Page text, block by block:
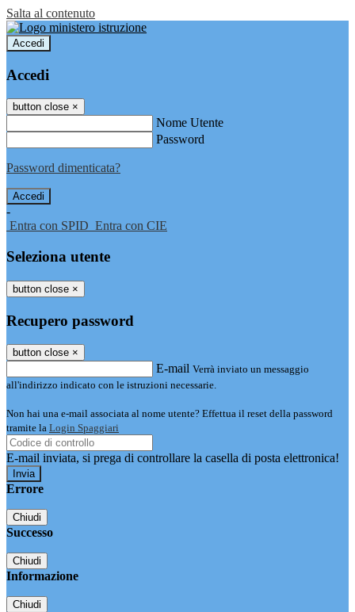
Salta al contenuto
Accedi
Accedi
button close ×
Nome Utente
Password
Password dimenticata?
-
Entra con SPID Entra con CIE
Seleziona utente
button close ×
Recupero password
button close ×
E-mail Verrà inviato un messaggio
all'indirizzo indicato con le istruzioni necessarie.
Non hai una e-mail associata al nome utente? Effettua il reset della password
tramite la Login Spaggiari
E-mail inviata, si prega di controllare la casella di posta elettronica!
Errore
Chiudi
Successo
Chiudi
Informazione
Chiudi